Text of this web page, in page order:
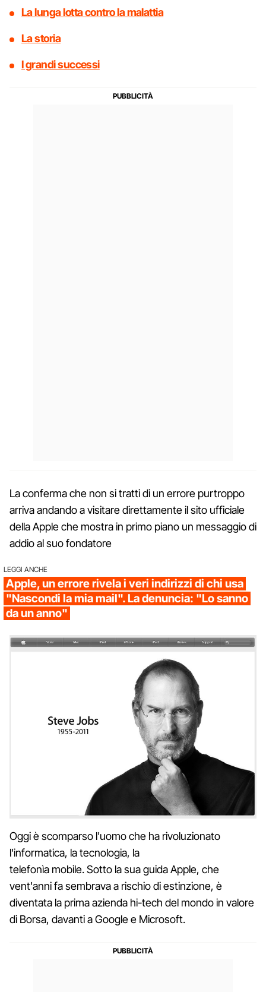
La lunga lotta contro la malattia
La storia
I grandi successi
La conferma che non si tratti di un errore purtroppo
arriva andando a visitare direttamente il sito ufficiale
della Apple che mostra in primo piano un messaggio di
addio al suo fondatore
LEGGI ANCHE
Apple, un errore rivela i veri indirizzi di chi usa
"Nascondi la mia mail". La denuncia: "Lo sanno
da un anno"
Oggi è scomparso l'uomo che ha rivoluzionato
l'informatica, la tecnologia, la
telefonìa mobile. Sotto la sua guida Apple, che
vent'anni fa sembrava a rischio di estinzione, è
diventata la prima azienda hi-tech del mondo in valore
di Borsa, davanti a Google e Microsoft.